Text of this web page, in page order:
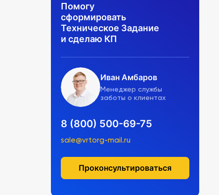
Помогу
сформировать
Техническое Задание
и сделаю КП
Иван Амбаров
Менеджер службы
заботы о клиентах
8 (800) 500-69-75
sale@vrtorg-mail.ru
Проконсультироваться